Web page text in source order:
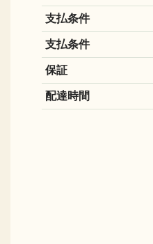
支払条件
支払条件
保証
配達時間